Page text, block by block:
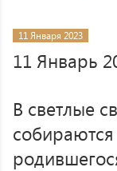
11 Января 2023
11 Январь
В светлые